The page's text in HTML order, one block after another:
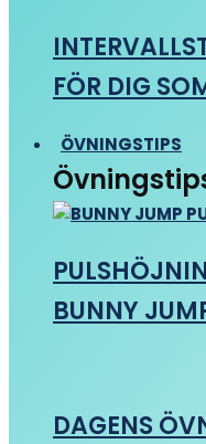
FÖR DIG
ÖVNINGSTIPS
BUNNY
DAGENS